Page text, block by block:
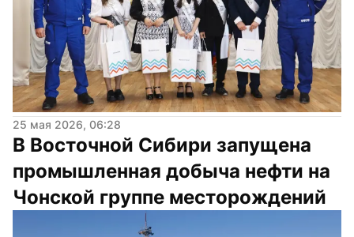
25 мая 2026, 06:28
В Восточной Сибири запущена
промышленная добыча нефти на
Чонской группе месторождений